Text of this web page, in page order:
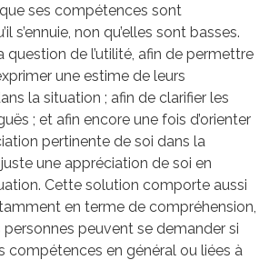
ses compétences sont
s’ennuie, non qu’elles sont basses.
question de l’utilité, afin de permettre
une estime de leurs
la situation ; afin de clarifier les
; et afin encore une fois d’orienter
pertinente de soi dans la
une appréciation de soi en
Cette solution comporte aussi
en terme de compréhension,
peuvent se demander si
compétences en général ou liées à